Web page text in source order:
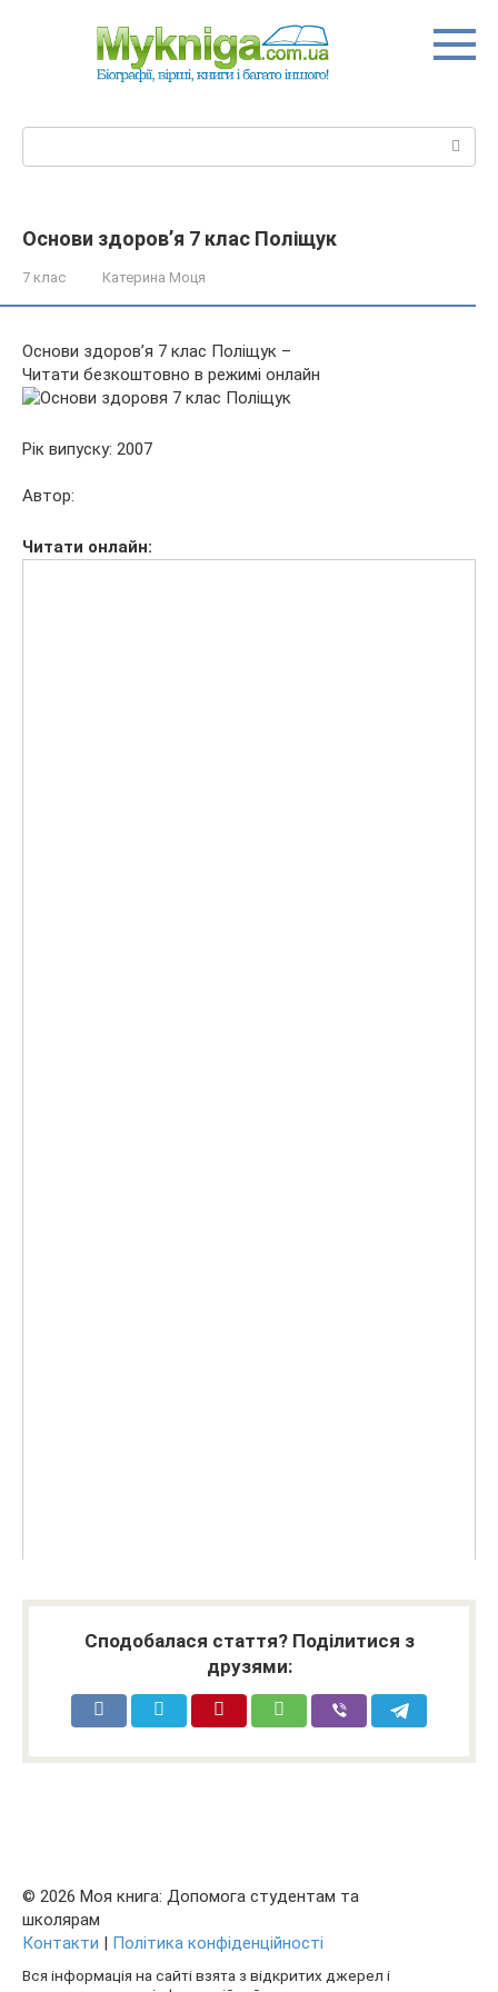
Основи здоров’я 7 клас Поліщук
7 клас Катерина Моця
Основи здоров’я 7 клас Поліщук –
Читати безкоштовно в режимі онлайн
Рік випуску: 2007
Автор:
Читати онлайн:
Сподобалася стаття? Поділитися з
друзями:
© 2026 Моя книга: Допомога студентам та
школярам
Контакти | Політика конфіденційності
Вся інформація на сайті взята з відкритих джерел і